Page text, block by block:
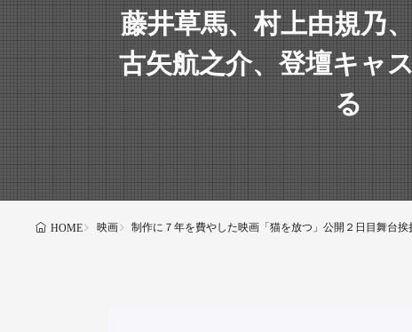
藤井草馬、村上由規乃
古矢航之介、登壇キャ
る
HOME 映画 制作に７年を費やした映画「猫を放つ」公開２日目舞台